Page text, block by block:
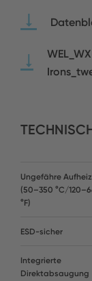
Ungefähre
(50–350 °C/
°F)
ESD-sicher
Integrierte
Direktabsaugung